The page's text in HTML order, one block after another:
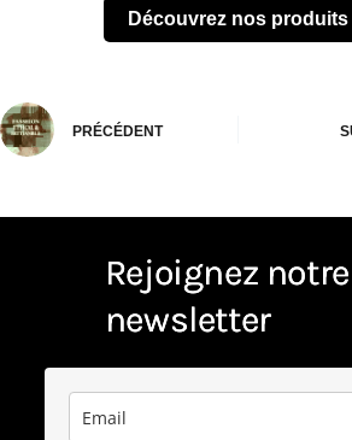
Découvrez nos produits
PRÉCÉDENT
Rejoignez notre
newsletter